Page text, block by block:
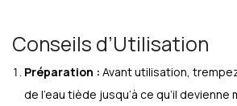
Conseils d’Utilisation
Préparation : Avant utilisation,
de l’eau tiède jusqu’à ce qu’il devienne